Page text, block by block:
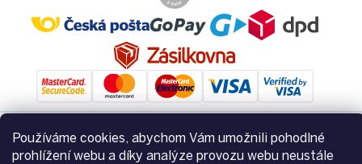
Používáme cookies, abychom Vám umožnili pohodlné
prohlížení webu a díky analýze provozu webu neustále
Vytvořil Shoptet